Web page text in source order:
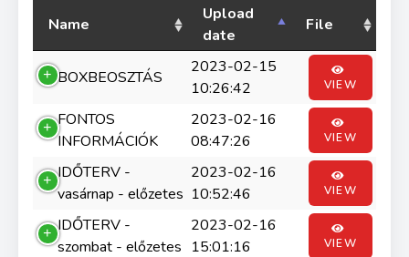
Name
Upload
date
File
BOXBEOSZTÁS
2023-02-15
10:26:42
VIEW
FONTOS
INFORMÁCIÓK
2023-02-16
08:47:26
VIEW
IDŐTERV -
vasárnap - előzetes
2023-02-16
10:52:46
VIEW
IDŐTERV -
szombat - előzetes
2023-02-16
15:01:16
VIEW